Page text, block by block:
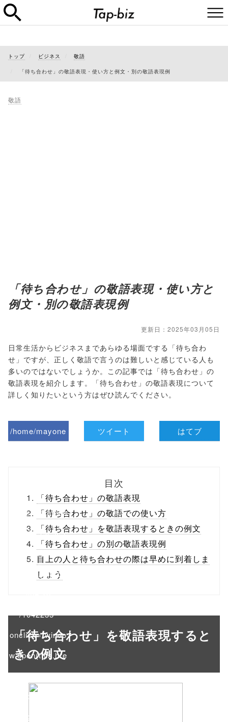
トップ ビジネス 敬語
「待ち合わせ」の敬語表現・使い方と例文・別の敬語表現例
敬語
「待ち合わせ」の敬語表現・使い方と
例文・別の敬語表現例
更新日：2025年03月05日
日常生活からビジネスまであらゆる場面でする「待ち合わ
せ」ですが、正しく敬語で言うのは難しいと感じている人も
多いのではないでしょうか。この記事では「待ち合わせ」の
敬語表現を紹介します。「待ち合わせ」の敬語表現について
詳しく知りたいという方はぜひ読んでください。
/home/mayone
ml/wp-
content/themes
/tapbiz_theme/
parts/sns-
buttons.php on
/1042235"
onclick="windo
w.open(this.hre
f, 'Gwindow',
'width=550,
height=450,
ツイート はてブ
目次
「待ち合わせ」の敬語表現
「待ち合わせ」の敬語での使い方
「待ち合わせ」を敬語表現するときの例文
「待ち合わせ」の別の敬語表現例
目上の人と待ち合わせの際は早めに到着しま
しょう
「待ち合わせ」を敬語表現すると
きの例文